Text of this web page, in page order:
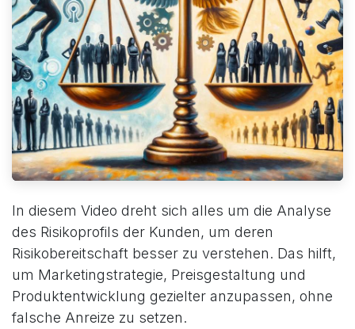
In diesem Video dreht sich alles um die Analyse
des Risikoprofils der Kunden, um deren
Risikobereitschaft besser zu verstehen. Das hilft,
um Marketingstrategie, Preisgestaltung und
Produktentwicklung gezielter anzupassen, ohne
falsche Anreize zu setzen.